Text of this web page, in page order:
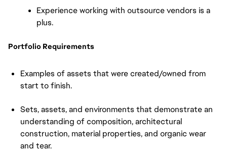
Experience working with outsource vendors is a
plus.
Portfolio Requirements
Examples of assets that were created/owned from
start to finish.
Sets, assets, and environments that demonstrate an
understanding of composition, architectural
construction, material properties, and organic wear
and tear.